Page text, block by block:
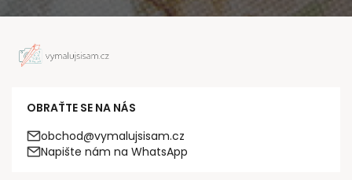
OBRAŤTE SE NA NÁS
obchod@vymalujsisam.cz
Napište nám na WhatsApp